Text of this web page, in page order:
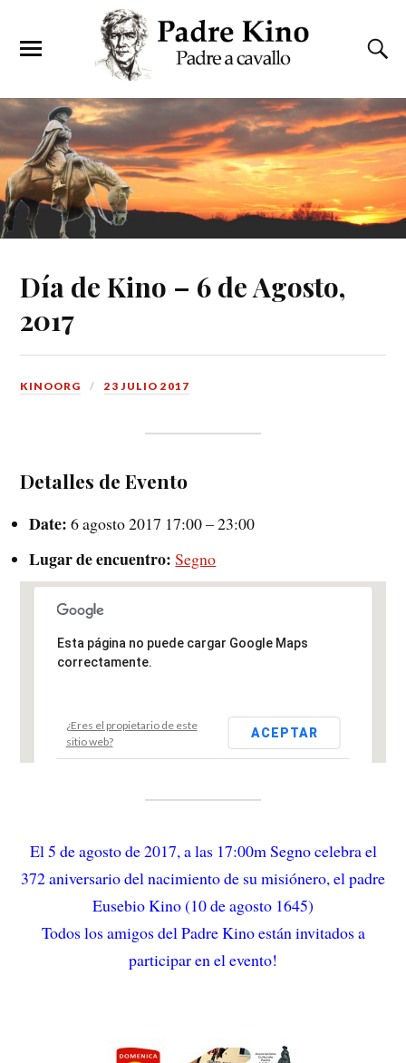
Día de Kino – 6 de Agosto,
2017
KINOORG 23 JULIO 2017
Detalles de Evento
Date: 6 agosto 2017 17:00–23:00
Lugar de encuentro: Segno
Esta página no puede cargar Google Maps
correctamente.
¿Eres el propietario de este
sitio web?
ACEPTAR
El 5 de agosto de 2017, a las 17:00m Segno celebra el
372 aniversario del nacimiento de su misiónero, el padre
Eusebio Kino (10 de agosto 1645)
Todos los amigos del Padre Kino están invitados a
participar en el evento!